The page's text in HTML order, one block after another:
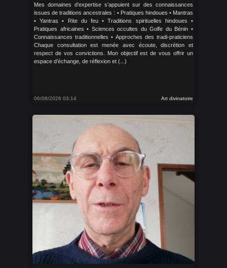
Mes domaines d’expertise s’appuient sur des connaissances
issues de traditions ancestrales : • Pratiques hindoues • Mantras
• Yantras • Rite du feu • Traditions spirituelles hindoues •
Pratiques africaines • Sciences occultes du Golfe du Bénin •
Connaissances traditionnelles • Approches des tradi-praticiens
Chaque consultation est menée avec écoute, discrétion et
respect de vos convictions. Mon objectif est de vous offrir un
espace d’échange, de réflexion et (...)
06/08/2026 03:14 Art divinatoire